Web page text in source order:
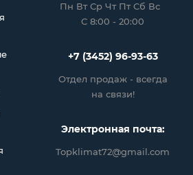
Пн Вт Ср Чт Пт Сб Вс
С 8:00 - 20:00
+7 (3452) 96-93-63
Отдел продаж - всегда
на связи!
Электронная почта:
Topklimat72@gmail.com